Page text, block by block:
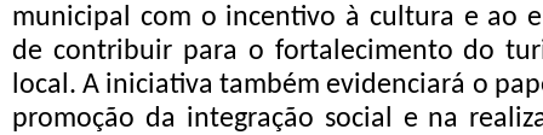
municipal com o incentivo à cultura e ao
de contribuir para o fortalecimento do
local. A iniciativa também evidenciará o
promoção da integração social e na